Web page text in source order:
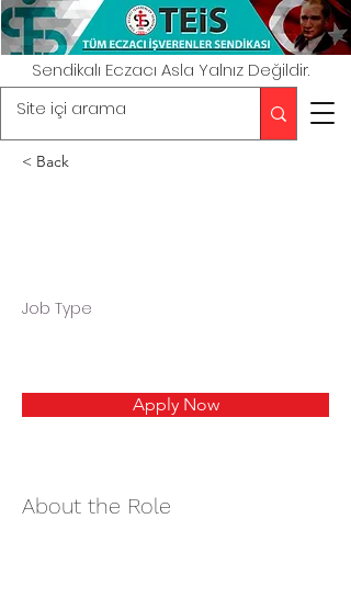
Sendikalı Eczacı Asla Yalnız Değildir.
< Back
Job Type
Apply Now
About the Role